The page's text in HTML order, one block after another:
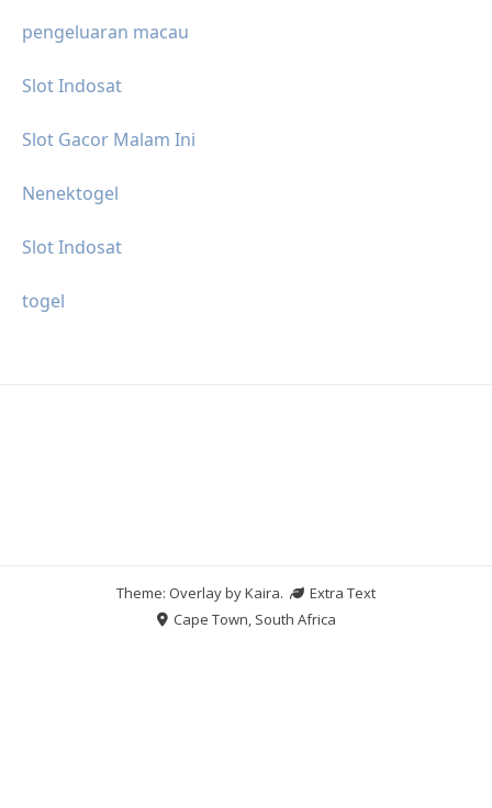
pengeluaran macau
Slot Indosat
Slot Gacor Malam Ini
Nenektogel
Slot Indosat
togel
Theme: Overlay byKaira.
Extra Text
Cape Town, South Africa